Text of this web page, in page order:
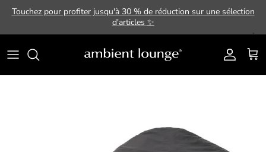
Aller au contenu
Touchez pour profiter jusqu'à 30 % de réduction sur une sélection
d'articles ✨
Compte